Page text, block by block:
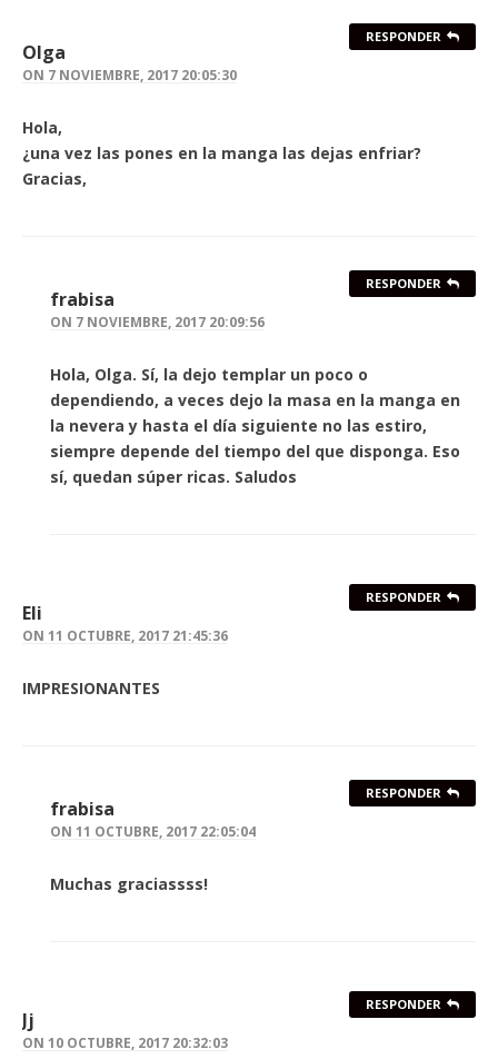
Olga
ON 7 NOVIEMBRE, 2017 20:05:30
Hola,
¿una vez las pones en la manga las dejas enfriar?
Gracias,
RESPONDER
frabisa
ON 7 NOVIEMBRE, 2017 20:09:56
Hola, Olga. Sí, la dejo templar un poco o
dependiendo, a veces dejo la masa en la manga en
la nevera y hasta el día siguiente no las estiro,
siempre depende del tiempo del que disponga. Eso
sí, quedan súper ricas. Saludos
RESPONDER
Eli
ON 11 OCTUBRE, 2017 21:45:36
IMPRESIONANTES
RESPONDER
frabisa
ON 11 OCTUBRE, 2017 22:05:04
Muchas graciassss!
RESPONDER
Jj
ON 10 OCTUBRE, 2017 20:32:03
RESPONDER